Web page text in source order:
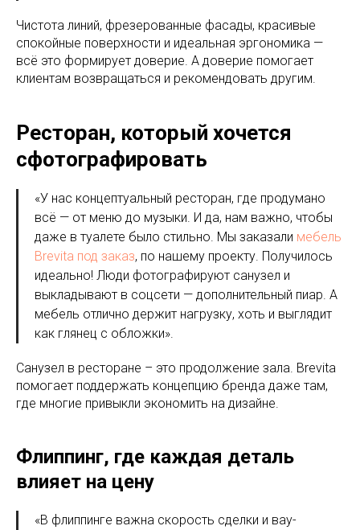
Чистота линий, фрезерованные фасады, красивые
спокойные поверхности и идеальная эргономика —
всё это формирует доверие. А доверие помогает
клиентам возвращаться и рекомендовать другим.
Ресторан, который хочется
сфотографировать
«У нас концептуальный ресторан, где продумано
всё — от меню до музыки. И да, нам важно, чтобы
даже в туалете было стильно. Мы заказали мебель
Brevita под заказ, по нашему проекту. Получилось
идеально! Люди фотографируют санузел и
выкладывают в соцсети — дополнительный пиар. А
мебель отлично держит нагрузку, хоть и выглядит
как глянец с обложки».
Санузел в ресторане – это продолжение зала. Brevita
помогает поддержать концепцию бренда даже там,
где многие привыкли экономить на дизайне.
Флиппинг, где каждая деталь
влияет на цену
«В флиппинге важна скорость сделки и вау-